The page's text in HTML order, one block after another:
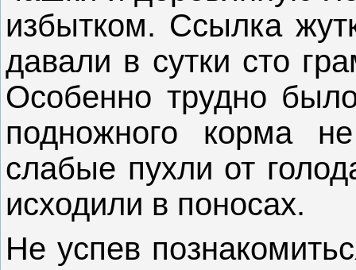
избытком. Ссылка
давали в сутки сто
Особенно трудно
подножного корма
слабые пухли от
исходили в поносах.
Не успев